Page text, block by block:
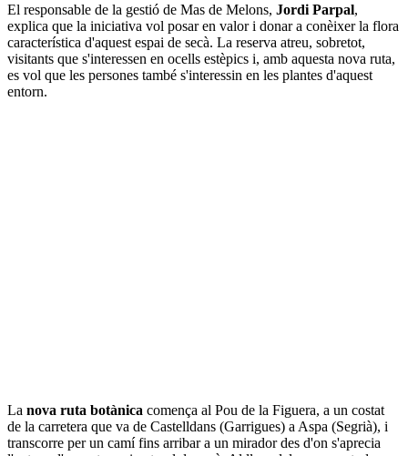
El responsable de la gestió de Mas de Melons, Jordi Parpal,
explica que la iniciativa vol posar en valor i donar a conèixer la flora
característica d'aquest espai de secà. La reserva atreu, sobretot,
visitants que s'interessen en ocells estèpics i, amb aquesta nova ruta,
es vol que les persones també s'interessin en les plantes d'aquest
entorn.
La nova ruta botànica comença al Pou de la Figuera, a un costat
de la carretera que va de Castelldans (Garrigues) a Aspa (Segrià), i
transcorre per un camí fins arribar a un mirador des d'on s'aprecia